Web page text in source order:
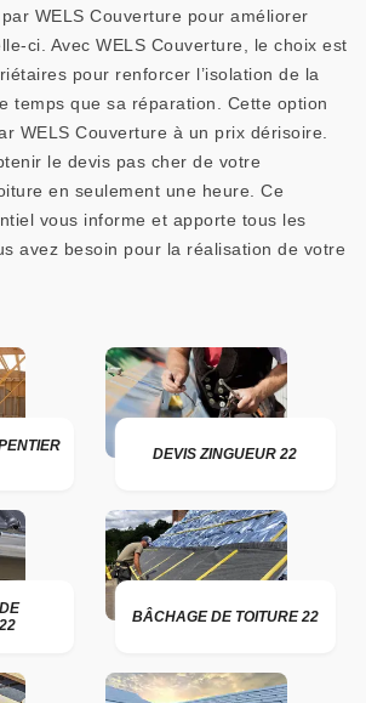
WELS Couverture pour améliorer
ci. Avec WELS Couverture, le choix est
pour renforcer l’isolation de la
temps que sa réparation. Cette option
WELS Couverture à un prix dérisoire.
le devis pas cher de votre
en seulement une heure. Ce
vous informe et apporte tous les
avez besoin pour la réalisation de votre
DEVIS ZINGUEUR 22
BÂCHAGE DE TOITURE 22